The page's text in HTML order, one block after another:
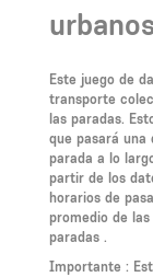
Este juego de
transporte
las paradas.
que pasará una
parada a lo
partir de los
horarios de
promedio de
paradas .
Importante :